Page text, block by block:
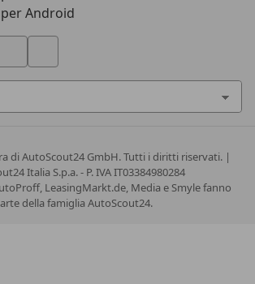
Android
di AutoScout24 GmbH. Tutti i diritti riservati. |
Italia S.p.a. - P. IVA IT03384980284
LeasingMarkt.de, Media e Smyle fanno
della famiglia AutoScout24.